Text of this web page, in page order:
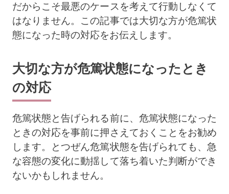
だからこそ最悪のケースを考えて行動しなくて
はなりません。この記事では大切な方が危篤状
態になった時の対応をお伝えします。
大切な方が危篤状態になったとき
の対応
危篤状態と告げられる前に、危篤状態になった
ときの対応を事前に押さえておくことをお勧め
します。とつぜん危篤状態を告げられても、急
な容態の変化に動揺して落ち着いた判断ができ
ないかもしれません。